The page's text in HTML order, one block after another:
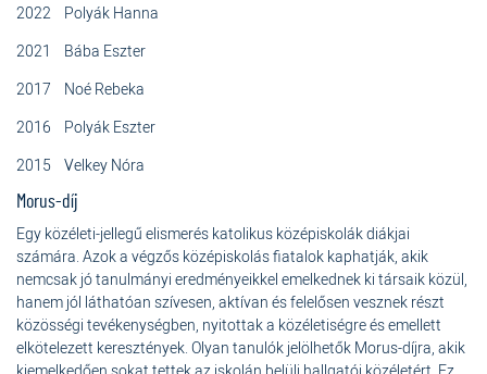
2022 Polyák Hanna
2021 Bába Eszter
2017 Noé Rebeka
2016 Polyák Eszter
2015 Velkey Nóra
Morus-díj
Egy közéleti-jellegű elismerés katolikus középiskolák diákjai
számára. Azok a végzős középiskolás fiatalok kaphatják, akik
nemcsak jó tanulmányi eredményeikkel emelkednek ki társaik közül,
hanem jól láthatóan szívesen, aktívan és felelősen vesznek részt
közösségi tevékenységben, nyitottak a közéletiségre és emellett
elkötelezett keresztények. Olyan tanulók jelölhetők Morus-díjra, akik
kiemelkedően sokat tettek az iskolán belüli hallgatói közéletért. Ez